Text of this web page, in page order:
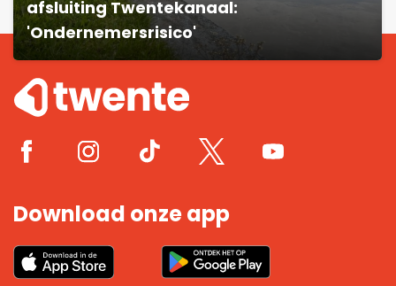
afsluiting Twentekanaal:
'Ondernemersrisico'
Download onze app